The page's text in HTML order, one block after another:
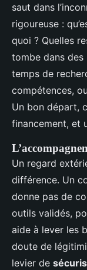
saut dans
rigoureuse :
quoi ? Quelles
tombe dans des
temps de
compétences,
Un bon départ,
financement, et
Un regard
différence. Un
donne pas de
outils validés,
aide à lever les
doute de
levier de